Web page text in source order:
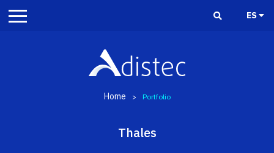
ES
Home > Portfolio
Thales